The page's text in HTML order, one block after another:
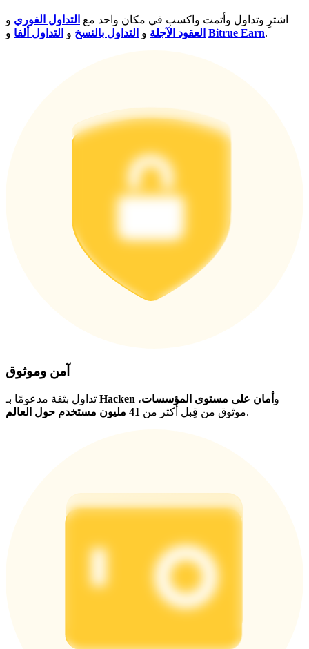
المزيد من الفعاليات
اربح الجوائز والمكافآت الحصرية
اشترِ وتداول وأتمت واكسب في مكان واحد مع التداول الفوري و
العقود الآجلة و التداول بالنسخ و التداول ألفا Bitrue Earn.
آمن وموثوق
Hacken و أمان على مستوى المؤسسات،
موثوق من قِبل أكثر من 41 مليون مستخدم حول العالم .